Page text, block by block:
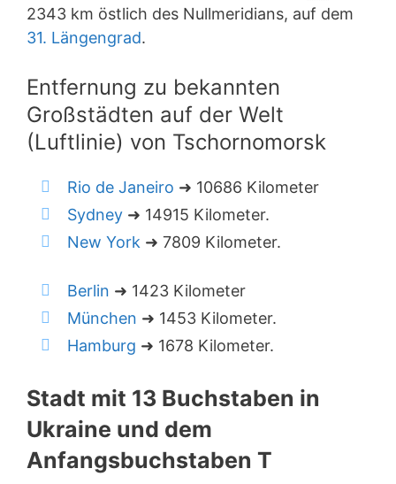
2343 km östlich des Nullmeridians, auf dem
31. Längengrad.
Entfernung zu bekannten
Großstädten auf der Welt
(Luftlinie) von Tschornomorsk
Rio de Janeiro ➜ 10686 Kilometer
Sydney ➜ 14915 Kilometer.
New York ➜ 7809 Kilometer.
Berlin ➜ 1423 Kilometer
München ➜ 1453 Kilometer.
Hamburg ➜ 1678 Kilometer.
Stadt mit 13 Buchstaben in
Ukraine und dem
Anfangsbuchstaben T